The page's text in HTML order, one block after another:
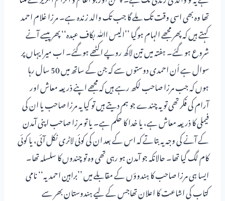
تھا وہ بھی اسی وقت تک ملے گا جب تک والد زندہ ہے۔ مرزا غلام احمد
کہتے ہیں کہ پھر مجھے الہام ہوگیا ’’الیس اﷲ بکاف عبدہ‘‘ پھر پیسے آنے
شروع ہو گئے۔ ہفتہ میں تین لاکھ روپے اکٹھے ہوگئے۔ اب میرا یہاں پر
سوال ہے اُن احمدی دوستوں سے کہ جن کے ساتھ میں 50 سال رہا
ہوں کہ جب مرزا صاحب لکھ رہے ہیں کہ مجھے اپنے ذریعہ معاش اور
آرام کی فکر تھی تو یہ چندے جو ہم دیتے ہیں تو کیا یہ مرزا صاحب یا ان کی
فیملی کا ذریعہ معاش ہے، یا خدا کا حکم ہے۔ یا تو مرزا صاحب اپنی آمدن
کے آنے کی وجہ یہ بتاتے کہ اس کے بعد ان کی کوئی لاٹری نکل آئی، یا کوئی
کام لگ گیا تھا۔ حالانکہ جو آمدن ہو رہی تھی وہ تو چندوں کا سلسلہ تھا۔
ایسا ہی مرزا صاحب کا ہندوؤں کے مقابلے میں ’’براہین احمدیہ‘‘ نامی
کتاب کی اشاعت کا اعلان تھاجس کے لیے ہندوستان بھر سے